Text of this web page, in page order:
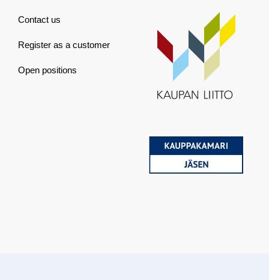
Contact us
Register as a customer
Open positions